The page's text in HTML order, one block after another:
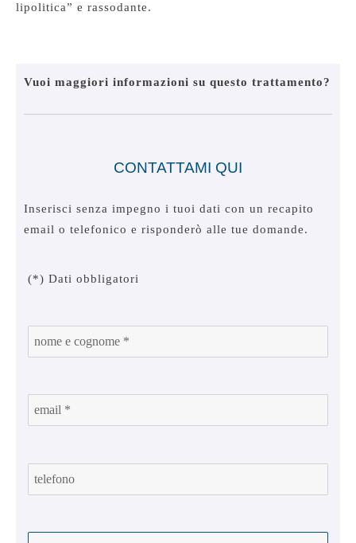
lipolitica” e rassodante.
Vuoi maggiori informazioni su questo trattamento?
CONTATTAMI QUI
Inserisci senza impegno i tuoi dati con un recapito
email o telefonico e risponderò alle tue domande.
(*) Dati obbligatori